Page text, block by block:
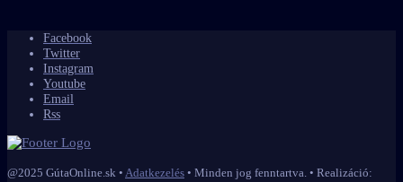
Facebook
Twitter
Instagram
Youtube
Email
Rss
@2025 GútaOnline.sk • Adatkezelés • Minden jog fenntartva. • Realizáció: